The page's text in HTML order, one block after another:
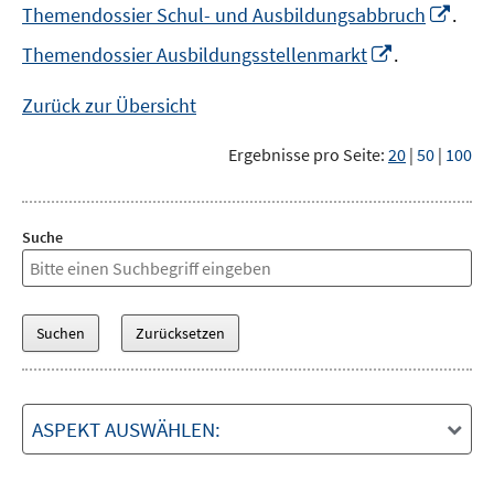
Themendossier Schul- und Ausbildungsabbruch
.
Themendossier Ausbildungsstellenmarkt
.
Zurück zur Übersicht
Ergebnisse pro Seite: 20 | 50 | 100
Suche
ASPEKT AUSWÄHLEN: